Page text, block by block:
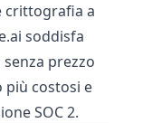
crittografia a
soddisfa
prezzo
più costosi e
SOC 2.